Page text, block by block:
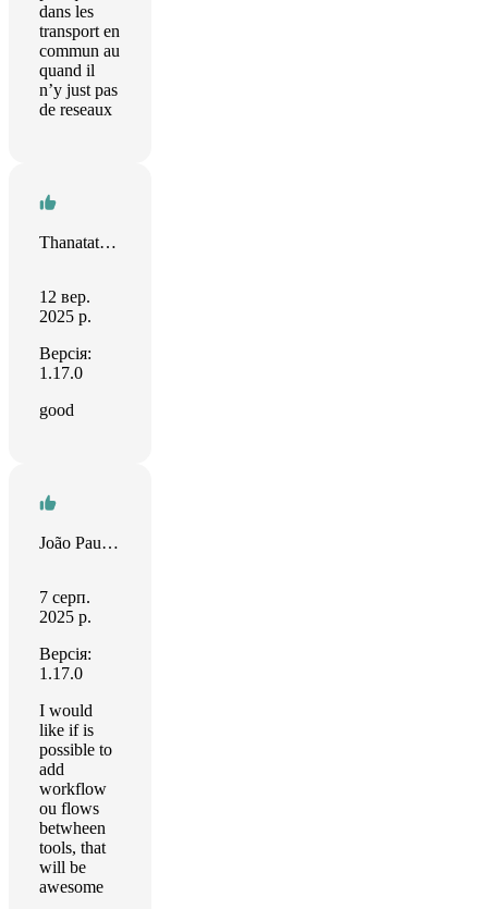
dans les
transport en
commun au
quand il
n’y just pas
de reseaux
Thanatat Sincharoen
12 вер.
2025 р.
Версія:
1.17.0
good
João Paulo Gonçalves
7 серп.
2025 р.
Версія:
1.17.0
I would
like if is
possible to
add
workflow
ou flows
betwheen
tools, that
will be
awesome